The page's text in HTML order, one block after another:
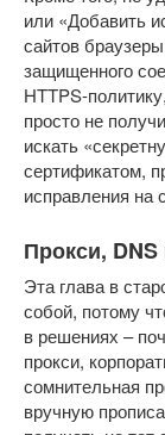
или «Добавить
сайтов
защищенного
HTTPS-
просто не
искать
сертификатом,
исправления на
Прокси, DNS
Эта глава в
собой, потому
в решениях –
прокси,
сомнительная
вручную